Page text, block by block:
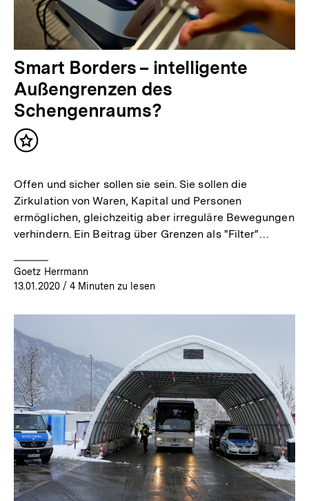
Smart Borders – intelligente
Außengrenzen des
Schengenraums?
Inhalt
Offen und sicher sollen sie sein. Sie sollen die
Zirkulation von Waren, Kapital und Personen
ermöglichen, gleichzeitig aber irreguläre Bewegungen
verhindern. Ein Beitrag über Grenzen als "Filter"…
Goetz Herrmann
13.01.2020/ 4 Minuten zu lesen